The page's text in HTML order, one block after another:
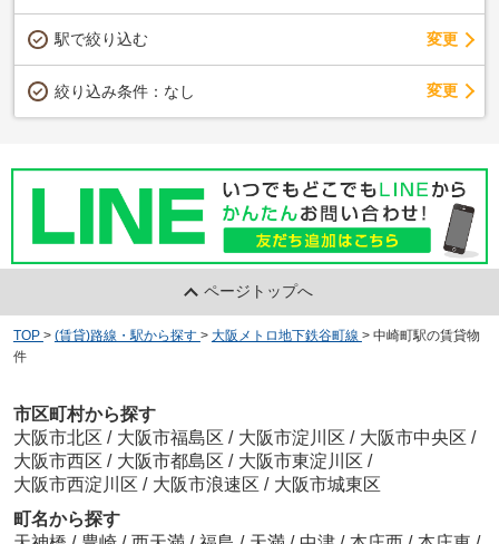
駅で絞り込む 変更
絞り込み条件： なし 変更
ページトップへ
TOP > (賃貸)路線・駅から探す > 大阪メトロ地下鉄谷町線 > 中崎町駅の賃貸物
件
市区町村から探す
大阪市北区 / 大阪市福島区 / 大阪市淀川区 / 大阪市中央区 /
大阪市西区 / 大阪市都島区 / 大阪市東淀川区 /
大阪市西淀川区 / 大阪市浪速区 / 大阪市城東区
町名から探す